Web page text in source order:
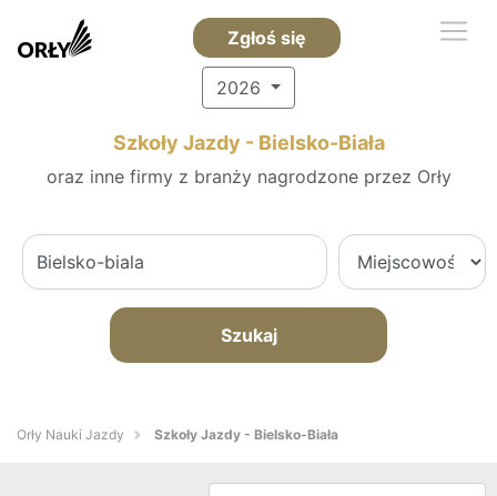
Zgłoś się
2026
Szkoły Jazdy - Bielsko-Biała
oraz inne firmy z branży nagrodzone przez Orły
Szukaj
Orły Nauki Jazdy Szkoły Jazdy - Bielsko-Biała